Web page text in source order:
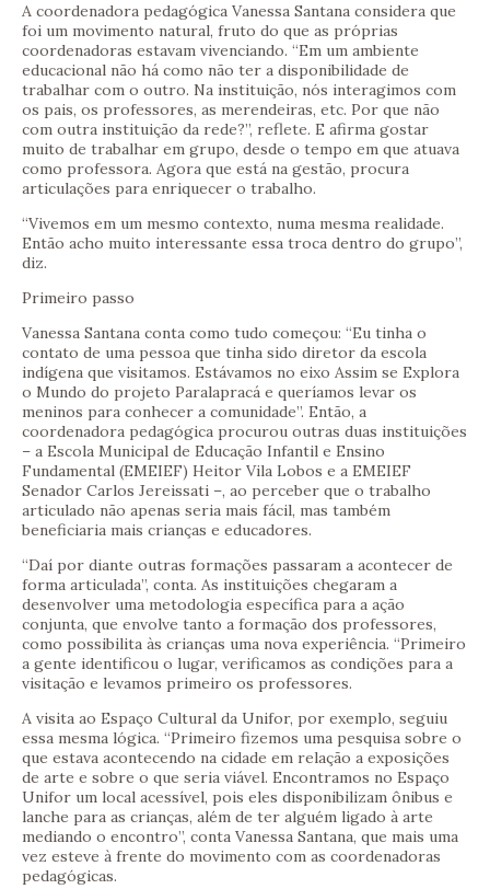
A coordenadora pedagógica Vanessa Santana considera que
foi um movimento natural, fruto do que as próprias
coordenadoras estavam vivenciando. “Em um ambiente
educacional não há como não ter a disponibilidade de
trabalhar com o outro. Na instituição, nós interagimos com
os pais, os professores, as merendeiras, etc. Por que não
com outra instituição da rede?”, reflete. E afirma gostar
muito de trabalhar em grupo, desde o tempo em que atuava
como professora. Agora que está na gestão, procura
articulações para enriquecer o trabalho.
“Vivemos em um mesmo contexto, numa mesma realidade.
Então acho muito interessante essa troca dentro do grupo”,
diz.
Primeiro passo
Vanessa Santana conta como tudo começou: “Eu tinha o
contato de uma pessoa que tinha sido diretor da escola
indígena que visitamos. Estávamos no eixo Assim se Explora
o Mundo do projeto Paralapracá e queríamos levar os
meninos para conhecer a comunidade”. Então, a
coordenadora pedagógica procurou outras duas instituições
– a Escola Municipal de Educação Infantil e Ensino
Fundamental (EMEIEF) Heitor Vila Lobos e a EMEIEF
Senador Carlos Jereissati –, ao perceber que o trabalho
articulado não apenas seria mais fácil, mas também
beneficiaria mais crianças e educadores.
“Daí por diante outras formações passaram a acontecer de
forma articulada”, conta. As instituições chegaram a
desenvolver uma metodologia específica para a ação
conjunta, que envolve tanto a formação dos professores,
como possibilita às crianças uma nova experiência. “Primeiro
a gente identificou o lugar, verificamos as condições para a
visitação e levamos primeiro os professores.
A visita ao Espaço Cultural da Unifor, por exemplo, seguiu
essa mesma lógica. “Primeiro fizemos uma pesquisa sobre o
que estava acontecendo na cidade em relação a exposições
de arte e sobre o que seria viável. Encontramos no Espaço
Unifor um local acessível, pois eles disponibilizam ônibus e
lanche para as crianças, além de ter alguém ligado à arte
mediando o encontro”, conta Vanessa Santana, que mais uma
vez esteve à frente do movimento com as coordenadoras
pedagógicas.